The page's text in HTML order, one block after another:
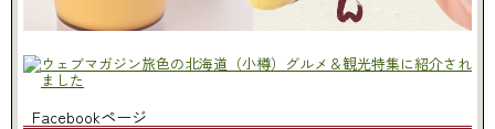
Facebookページ